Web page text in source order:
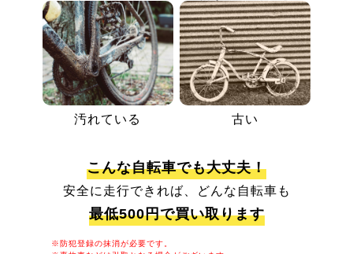
汚れている 古い
こんな自転車でも大丈夫！
安全に走行できれば、どんな自転車も
最低500円で買い取ります
※防犯登録の抹消が必要です。